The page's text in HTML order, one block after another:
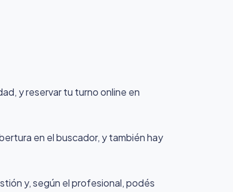
y reservar tu turno online en
en el buscador, y también hay
y, según el profesional, podés